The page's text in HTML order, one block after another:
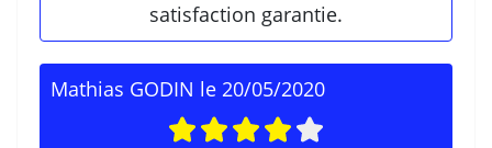
satisfaction garantie.
Mathias GODIN le 20/05/2020